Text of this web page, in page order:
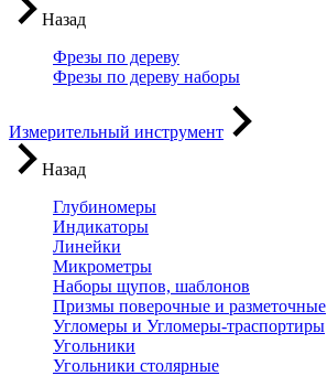
Назад
Фрезы по дереву
Фрезы по дереву наборы
Измерительный инструмент
Назад
Глубиномеры
Индикаторы
Линейки
Микрометры
Наборы щупов, шаблонов
Призмы поверочные и разметочные
Угломеры и Угломеры-траспортиры
Угольники
Угольники столярные